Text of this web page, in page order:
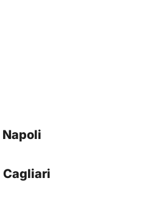
Napoli
Cagliari